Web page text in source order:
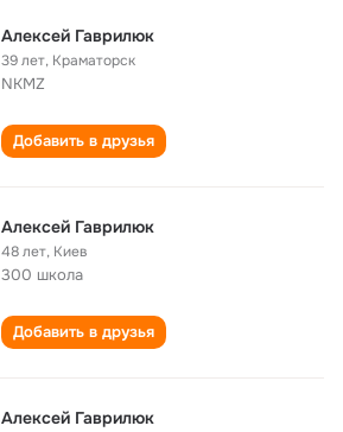
Алексей Гаврилюк
39 лет, Краматорск
NKMZ
Добавить в друзья
Алексей Гаврилюк
48 лет, Киев
300 школа
Добавить в друзья
Алексей Гаврилюк